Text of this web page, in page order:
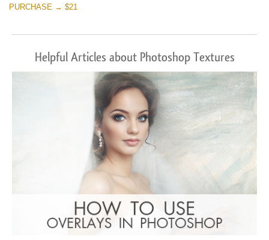
PURCHASE → $21
Helpful Articles about Photoshop Textures